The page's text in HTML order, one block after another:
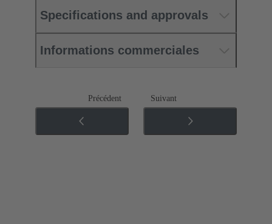
Specifications and approvals
Informations commerciales
Précédent Suivant